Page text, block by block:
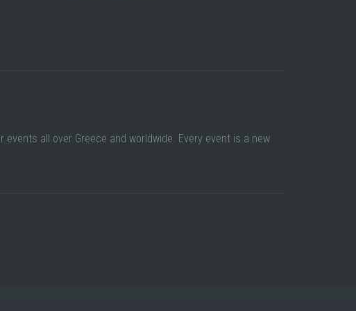
all over Greece and worldwide. Every event is a new